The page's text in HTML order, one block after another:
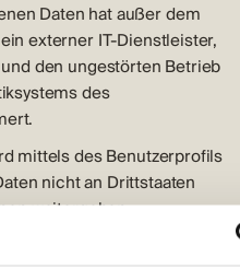
Daten hat außer dem
externer IT-Dienstleister,
den ungestörten Betrieb
des
mittels des Benutzerprofils
nicht an Drittstaaten
weitergeben.